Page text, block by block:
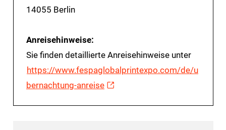
14055 Berlin
Anreisehinweise:
Sie finden detaillierte Anreisehinweise unter
https://www.fespaglobalprintexpo.com/de/u
bernachtung-anreise